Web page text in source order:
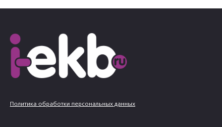
Политика обработки персональных данных